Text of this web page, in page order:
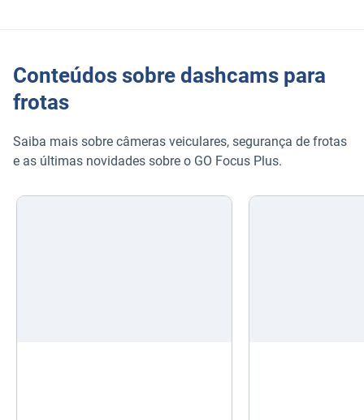
Conteúdos sobre dashcams para
frotas
Saiba mais sobre câmeras veiculares, segurança de frotas
e as últimas novidades sobre o GO Focus Plus.